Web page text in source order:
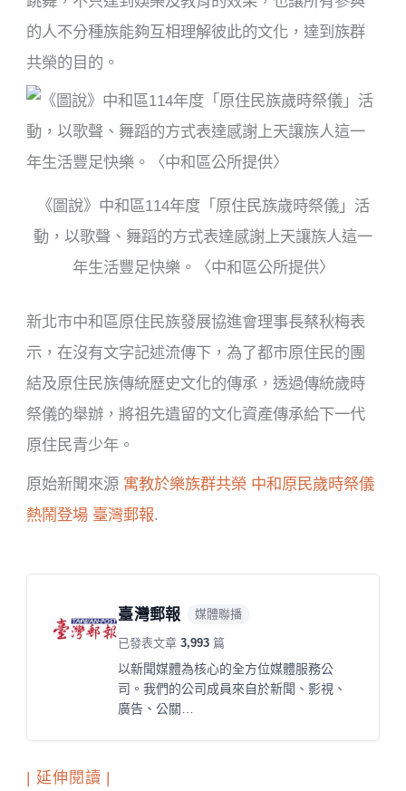
的人不分種族能夠互相理解彼此的文化，達到族群
共榮的目的。
《圖說》中和區114年度「原住民族歲時祭儀」活
動，以歌聲、舞蹈的方式表達感謝上天讓族人這一
年生活豐足快樂。〈中和區公所提供〉
新北市中和區原住民族發展協進會理事長蔡秋梅表
示，在沒有文字記述流傳下，為了都市原住民的團
結及原住民族傳統歷史文化的傳承，透過傳統歲時
祭儀的舉辦，將祖先遺留的文化資產傳承給下一代
原住民青少年。
原始新聞來源 寓教於樂族群共榮 中和原民歲時祭儀
熱鬧登場 臺灣郵報.
臺灣郵報 媒體聯播
已發表文章3,993 篇
以新聞媒體為核心的全方位媒體服務公
司。我們的公司成員來自於新聞、影視、
廣告、公關…
| 延伸閱讀 |